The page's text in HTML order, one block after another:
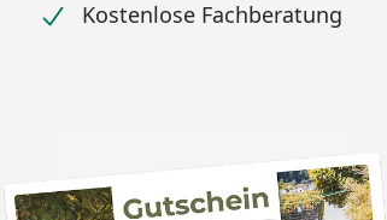
Kostenlose Fachberatung